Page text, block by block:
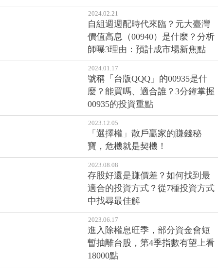
2024.02.21
自組週週配時代來臨？元大臺灣
價值高息（00940）是什麼？分析
師曝3理由：預計成市場新焦點
2024.01.17
號稱「台版QQQ」的00935是什
麼？能買嗎、適合誰？3分鐘掌握
00935的投資重點
2023.12.05
「選擇權」散戶贏家的賺錢秘
寶，危機就是契機！
2023.08.08
存股好還是賺價差？如何找到最
適合的投資方式？從7種投資方式
中找尋最佳解
2023.06.17
進入除權息旺季，部分資金會短
暫抽離台股，第4季指數有望上看
18000點